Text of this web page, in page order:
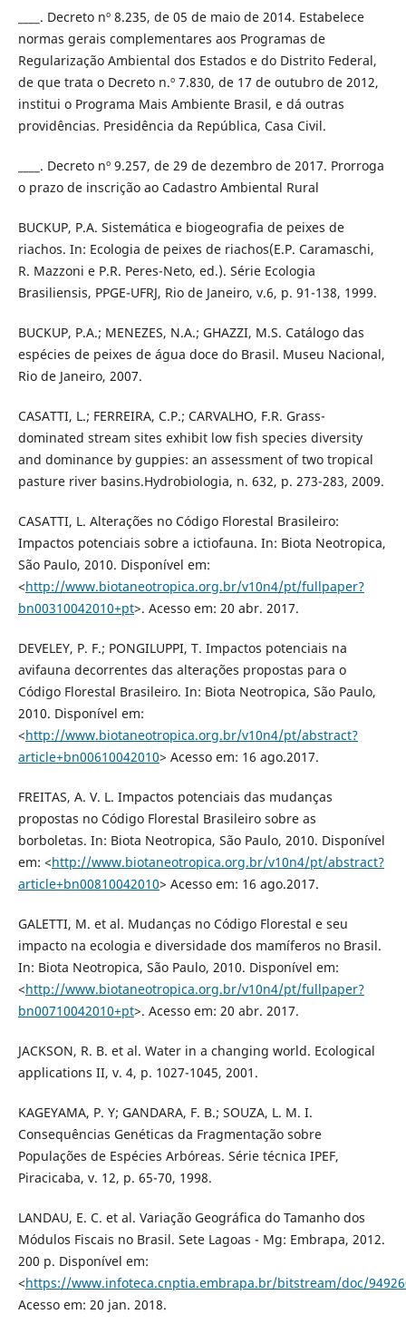
____. Decreto nº 8.235, de 05 de maio de 2014. Estabelece
normas gerais complementares aos Programas de
Regularização Ambiental dos Estados e do Distrito Federal,
de que trata o Decreto n.º 7.830, de 17 de outubro de 2012,
institui o Programa Mais Ambiente Brasil, e dá outras
providências. Presidência da República, Casa Civil.
____. Decreto nº 9.257, de 29 de dezembro de 2017. Prorroga
o prazo de inscrição ao Cadastro Ambiental Rural
BUCKUP, P.A. Sistemática e biogeografia de peixes de
riachos. In: Ecologia de peixes de riachos(E.P. Caramaschi,
R. Mazzoni e P.R. Peres-Neto, ed.). Série Ecologia
Brasiliensis, PPGE-UFRJ, Rio de Janeiro, v.6, p. 91-138, 1999.
BUCKUP, P.A.; MENEZES, N.A.; GHAZZI, M.S. Catálogo das
espécies de peixes de água doce do Brasil. Museu Nacional,
Rio de Janeiro, 2007.
CASATTI, L.; FERREIRA, C.P.; CARVALHO, F.R. Grass-
dominated stream sites exhibit low fish species diversity
and dominance by guppies: an assessment of two tropical
pasture river basins.Hydrobiologia, n. 632, p. 273-283, 2009.
CASATTI, L. Alterações no Código Florestal Brasileiro:
Impactos potenciais sobre a ictiofauna. In: Biota Neotropica,
São Paulo, 2010. Disponível em:
<http://www.biotaneotropica.org.br/v10n4/pt/fullpaper?
bn00310042010+pt>. Acesso em: 20 abr. 2017.
DEVELEY, P. F.; PONGILUPPI, T. Impactos potenciais na
avifauna decorrentes das alterações propostas para o
Código Florestal Brasileiro. In: Biota Neotropica, São Paulo,
2010. Disponível em:
<http://www.biotaneotropica.org.br/v10n4/pt/abstract?
article+bn00610042010> Acesso em: 16 ago.2017.
FREITAS, A. V. L. Impactos potenciais das mudanças
propostas no Código Florestal Brasileiro sobre as
borboletas. In: Biota Neotropica, São Paulo, 2010. Disponível
em: <http://www.biotaneotropica.org.br/v10n4/pt/abstract?
article+bn00810042010> Acesso em: 16 ago.2017.
GALETTI, M. et al. Mudanças no Código Florestal e seu
impacto na ecologia e diversidade dos mamíferos no Brasil.
In: Biota Neotropica, São Paulo, 2010. Disponível em:
<http://www.biotaneotropica.org.br/v10n4/pt/fullpaper?
bn00710042010+pt>. Acesso em: 20 abr. 2017.
JACKSON, R. B. et al. Water in a changing world. Ecological
applications II, v. 4, p. 1027-1045, 2001.
KAGEYAMA, P. Y; GANDARA, F. B.; SOUZA, L. M. I.
Consequências Genéticas da Fragmentação sobre
Populações de Espécies Arbóreas. Série técnica IPEF,
Piracicaba, v. 12, p. 65-70, 1998.
LANDAU, E. C. et al. Variação Geográfica do Tamanho dos
Módulos Fiscais no Brasil. Sete Lagoas - Mg: Embrapa, 2012.
200 p. Disponível em:
<https://www.infoteca.cnptia.embrapa.br/bitstream/doc/
Acesso em: 20 jan. 2018.